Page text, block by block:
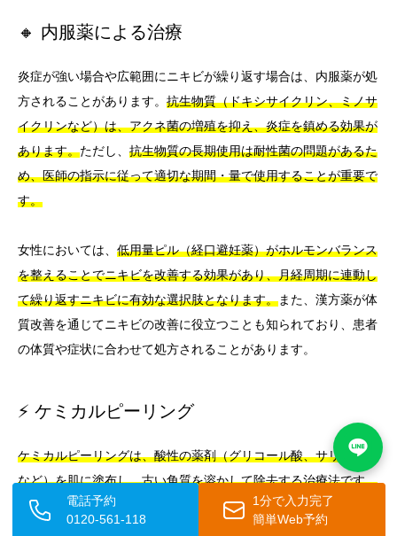
🔸 内服薬による治療
炎症が強い場合や広範囲にニキビが繰り返す場合は、内服薬が処
方されることがあります。 抗生物質（ドキシサイクリン、ミノサ
イクリンなど）は、アクネ菌の増殖を抑え、炎症を鎮める効果が
あります。ただし、 抗生物質の長期使用は耐性菌の問題があるた
め、医師の指示に従って適切な期間・量で使用することが重要で
す。
女性においては、 低用量ピル（経口避妊薬）がホルモンバランス
を整えることでニキビを改善する効果があり、月経周期に連動し
て繰り返すニキビに有効な選択肢となります。また、漢方薬が体
質改善を通じてニキビの改善に役立つことも知られており、患者
の体質や症状に合わせて処方されることがあります。
⚡ ケミカルピーリング
ケミカルピーリングは、酸性の薬剤（グリコール酸、サリチル酸
など）を肌に塗布し、古い角質を溶かして除去する治療法です。
毛穴の詰まりを解消し、ターンオーバーを促進することでニキビ
ニキビ跡の赤みや色素沈
電話予約
0120-561-118
1分で入力完了
簡単Web予約